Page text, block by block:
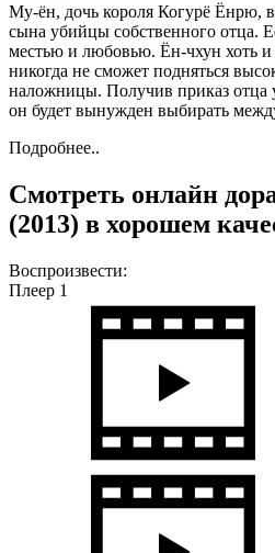
Му-ён, дочь короля Когурё Ёнрю,
сына убийцы собственного отца.
местью и любовью. Ён-чхун хоть и
никогда не сможет подняться
наложницы. Получив приказ
он будет вынужден выбирать
Подробнее..
Смотреть онлайн
(2013) в хорошем
Воспроизвести:
Плеер 1